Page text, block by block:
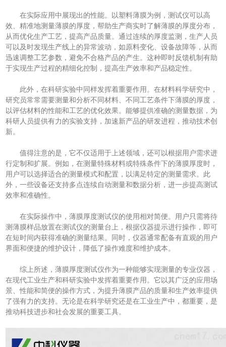
在实际应用中展现出的性能。以塑料薄膜为例，测试仪可以高
效、精准地测量薄膜的厚度，帮助生产商实时了解薄膜的厚度分布，
从而优化生产工艺，提高产品质量。通过连续的厚度监测，生产人员
可以及时发现生产线上的异常波动，如原料变化、设备故障等，从而
迅速调整工艺参数，避免不合格产品的产生。这种即时反馈机制有助
于实现生产过程的精细化控制，提高生产效率和产品稳定性。
此外，在科研实验中同样发挥着重要作用。在材料科学研究中，
研究员常常需要测量和分析不同材料、不同工艺条件下薄膜的厚度，
以评估材料的性能和工艺的优化效果。能够提供准确的测量数据，为
科研人员提供有力的实验支持，加速新产品的研发进程，推动技术创
新。
值得注意的是，它不仅适用于上述领域，还可以根据用户需求进
行定制和扩展。例如，在测量特殊材料或特殊条件下的薄膜厚度时，
用户可以选择适合的测量模式和配置，以满足特定的测量需求。此
外，一些设备还支持多点连续自动测量和数据分析，进一步提高测试
效率和准确性。
在实际操作中，薄膜厚度测试仪的使用相对简便。用户只需将待
测薄膜样品放置在测试仪的测量台上，根据仪器提示进行操作，即可
在短时间内获得准确的测量结果。同时，仪器通常配备有直观的用户
界面和便捷的维护设计，降低了操作难度和维护成本。
综上所述，薄膜厚度测试仪作为一种能够实现测量的专业仪器，
在现代工业生产和科研实验中发挥着重要作用。它以其广泛的应用场
景、性能和简便的操作方式，为提升薄膜产品的质量和生产效率提供
了强有力的支持。无论是在科学研究还是在工业生产中，都重要，是
推动科技进步和社会发展的重要工具。